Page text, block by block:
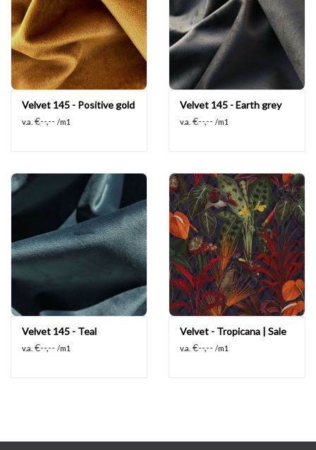
Velvet 145 - Positive gold
v.a. €--,-- /m1
Velvet 145 - Earth grey
v.a. €--,-- /m1
Velvet 145 - Teal
v.a. €--,-- /m1
Velvet - Tropicana | Sale
v.a. €--,-- /m1